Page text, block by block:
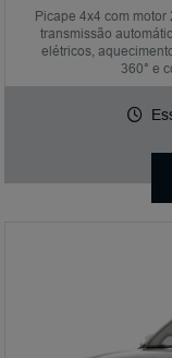
Picape 4x4 com motor
transmissão
elétricos,
360° e